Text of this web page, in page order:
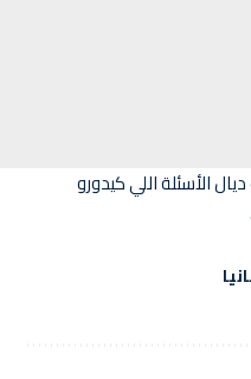
الأسئلة اللي كيدورو